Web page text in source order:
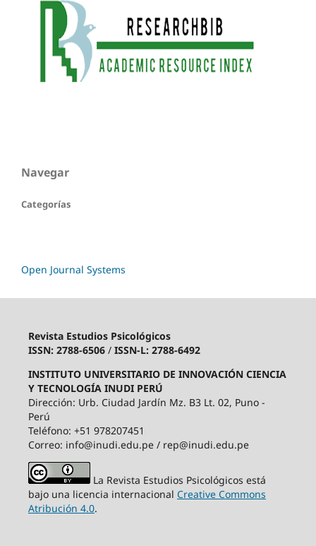
Navegar
Categorías
Open Journal Systems
Revista Estudios Psicológicos
ISSN: 2788-6506/ ISSN-L: 2788-6492
INSTITUTO UNIVERSITARIO DE INNOVACIÓN CIENCIA
Y TECNOLOGÍA INUDI PERÚ
Dirección: Urb. Ciudad Jardín Mz. B3 Lt. 02, Puno -
Perú
Teléfono: +51 978207451
Correo: info@inudi.edu.pe / rep@inudi.edu.pe
La Revista Estudios Psicológicos está
bajo una licencia internacional Creative Commons
Atribución 4.0.